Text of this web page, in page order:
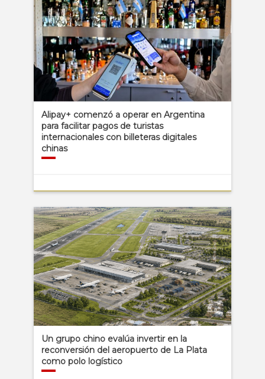
Alipay+ comenzó a operar en Argentina
para facilitar pagos de turistas
internacionales con billeteras digitales
chinas
Un grupo chino evalúa invertir en la
reconversión del aeropuerto de La Plata
como polo logístico